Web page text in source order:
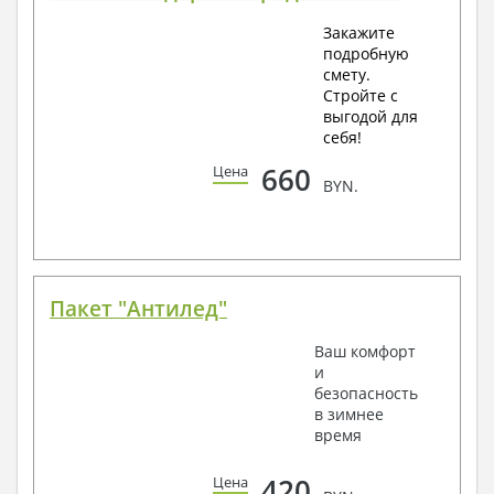
Закажите
подробную
смету.
Стройте с
выгодой для
себя!
Цена 660 BYN.
Пакет "Антилед"
Ваш комфорт
и
безопасность
в зимнее
время
Цена